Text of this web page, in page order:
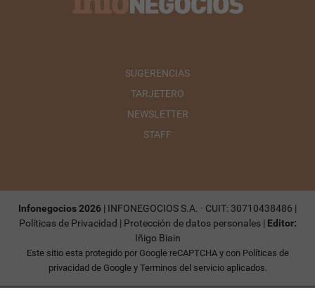
SUGERENCIAS
TARJETERO
NEWSLETTER
STAFF
Infonegocios 2026 | INFONEGOCIOS S.A. · CUIT: 30710438486 |
Políticas de Privacidad | Protección de datos personales| Editor:
Iñigo Biain
Este sitio esta protegido por Google reCAPTCHA y con Políticas de
privacidad de Googley Terminos del servicioaplicados.